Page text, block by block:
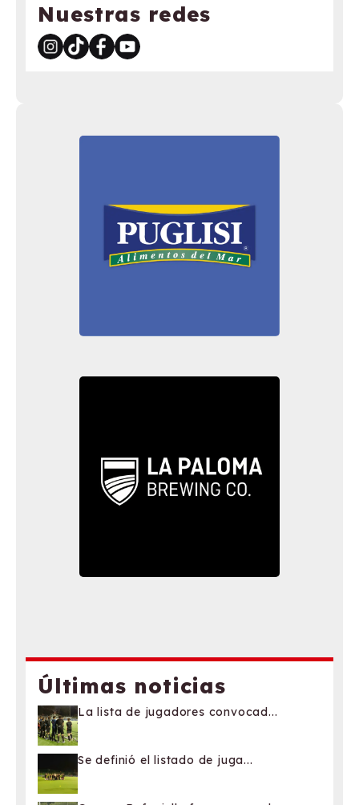
Nuestras redes
Últimas noticias
La lista de jugadores convocad...
Se definió el listado de juga...